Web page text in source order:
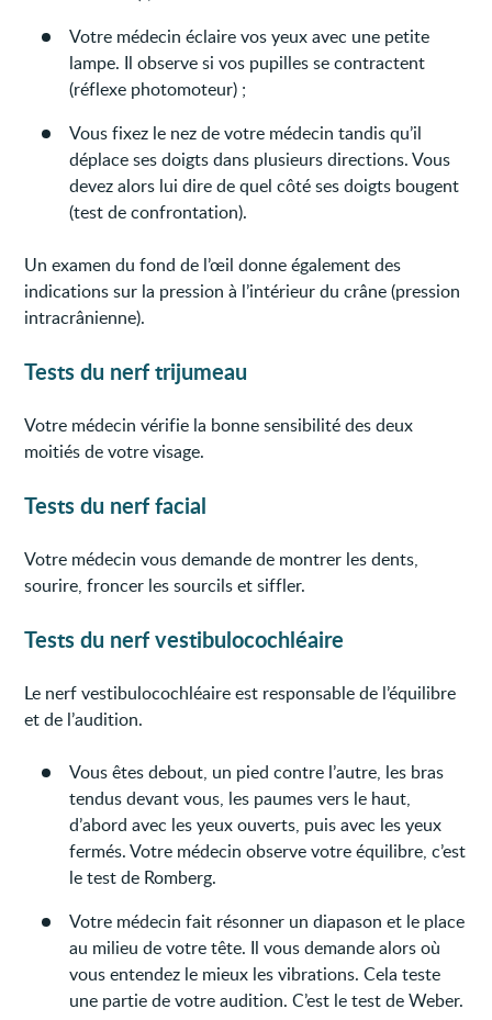
Votre médecin éclaire vos yeux avec une petite
lampe. Il observe si vos pupilles se contractent
(réflexe photomoteur) ;
Vous fixez le nez de votre médecin tandis qu’il
déplace ses doigts dans plusieurs directions. Vous
devez alors lui dire de quel côté ses doigts bougent
(test de confrontation).
Un examen du fond de l’œil donne également des
indications sur la pression à l’intérieur du crâne (pression
intracrânienne).
Tests du nerf trijumeau
Votre médecin vérifie la bonne sensibilité des deux
moitiés de votre visage.
Tests du nerf facial
Votre médecin vous demande de montrer les dents,
sourire, froncer les sourcils et siffler.
Tests du nerf vestibulocochléaire
Le nerf vestibulocochléaire est responsable de l’équilibre
et de l’audition.
Vous êtes debout, un pied contre l’autre, les bras
tendus devant vous, les paumes vers le haut,
d’abord avec les yeux ouverts, puis avec les yeux
fermés. Votre médecin observe votre équilibre, c’est
le test de Romberg.
Votre médecin fait résonner un diapason et le place
au milieu de votre tête. Il vous demande alors où
vous entendez le mieux les vibrations. Cela teste
une partie de votre audition. C’est le test de Weber.